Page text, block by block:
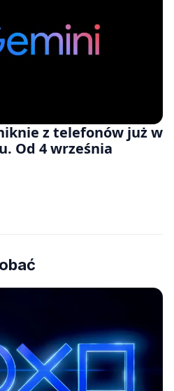
z telefonów już w
Od 4 września